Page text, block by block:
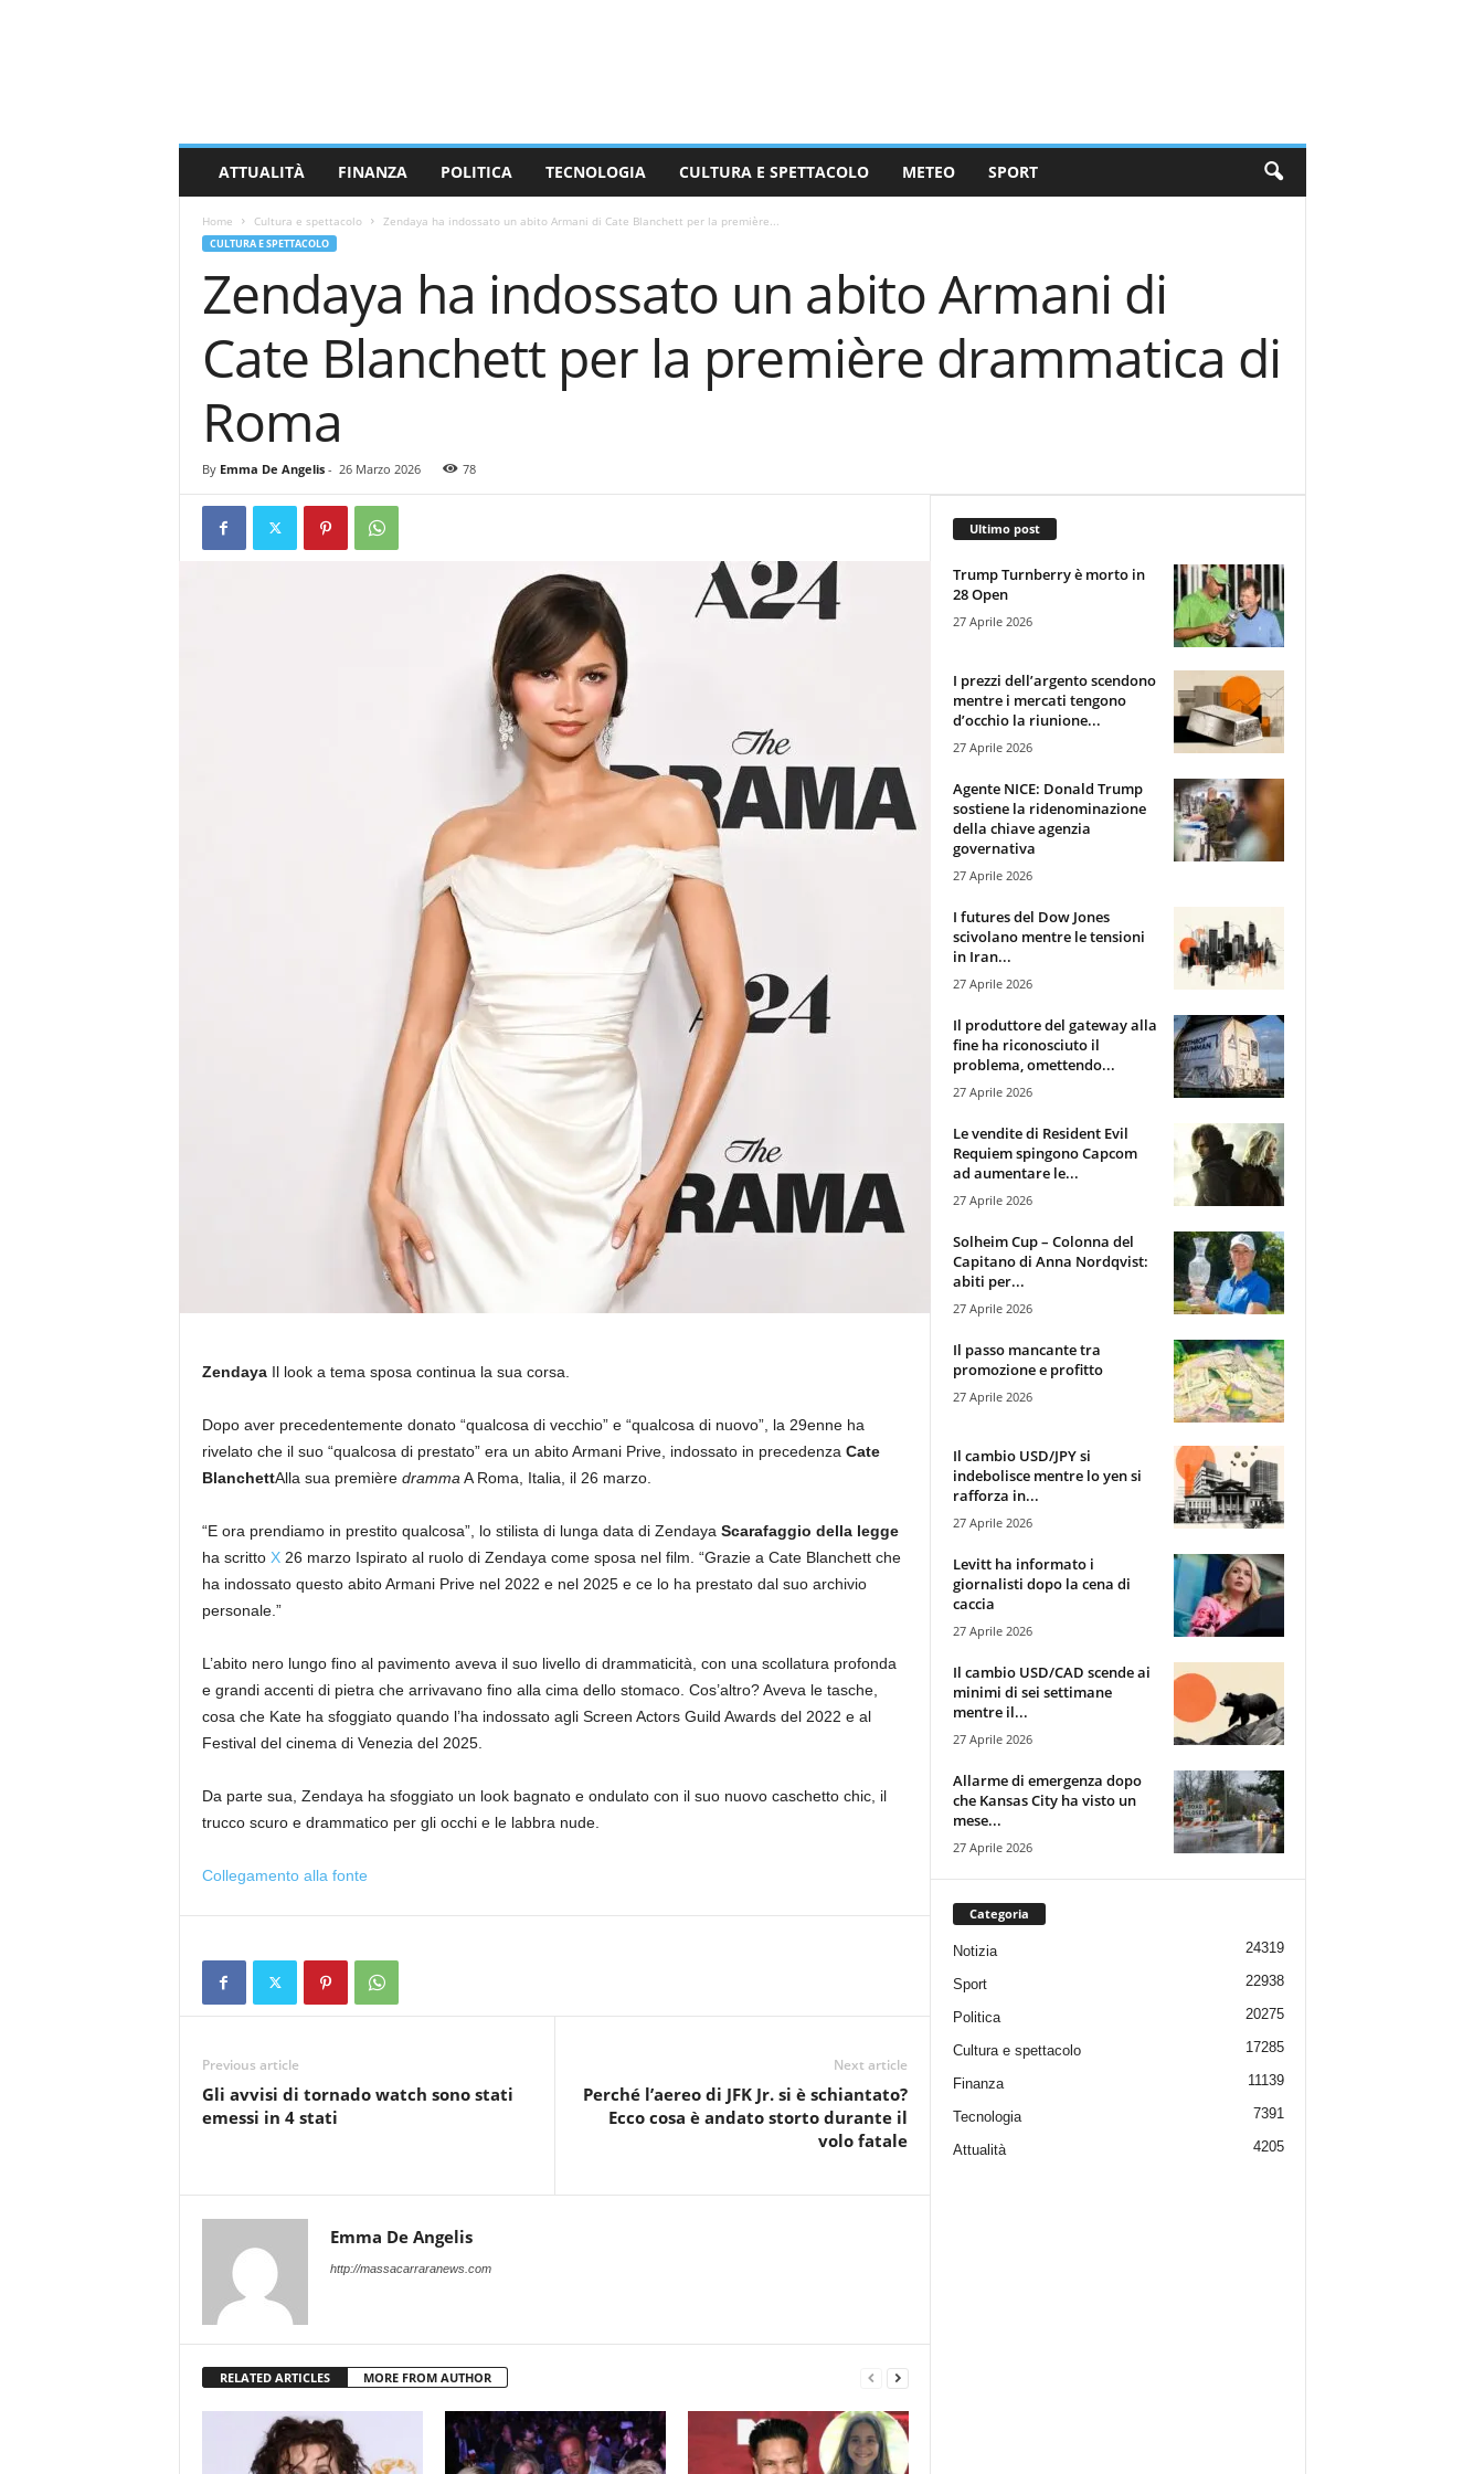
ATTUALITÀ FINANZA POLITICA TECNOLOGIA CULTURA E SPETTACOLO METEO SPORT
Home Cultura e spettacolo Zendaya ha indossato un abito Armani di Cate Blanchett per la première...
CULTURA E SPETTACOLO
Zendaya ha indossato un abito Armani di
Cate Blanchett per la première drammatica di
Roma
By Emma De Angelis- 26 Marzo 2026 78
ZendayaIl look a tema sposa continua la sua corsa.
Dopo aver precedentemente donato “qualcosa di vecchio” e “qualcosa di nuovo”, la 29enne ha
rivelato che il suo “qualcosa di prestato” era un abito Armani Prive, indossato in precedenza Cate
BlanchettAlla sua première dramma A Roma, Italia, il 26 marzo.
“E ora prendiamo in prestito qualcosa”, lo stilista di lunga data di Zendaya Scarafaggio della legge
ha scritto X26 marzo Ispirato al ruolo di Zendaya come sposa nel film. “Grazie a Cate Blanchett che
ha indossato questo abito Armani Prive nel 2022 e nel 2025 e ce lo ha prestato dal suo archivio
personale.”
L’abito nero lungo fino al pavimento aveva il suo livello di drammaticità, con una scollatura profonda
e grandi accenti di pietra che arrivavano fino alla cima dello stomaco. Cos’altro? Aveva le tasche,
cosa che Kate ha sfoggiato quando l’ha indossato agli Screen Actors Guild Awards del 2022 e al
Festival del cinema di Venezia del 2025.
Da parte sua, Zendaya ha sfoggiato un look bagnato e ondulato con il suo nuovo caschetto chic, il
trucco scuro e drammatico per gli occhi e le labbra nude.
Collegamento alla fonte
Previous article
Gli avvisi di tornado watch sono stati
emessi in 4 stati
Next article
Perché l’aereo di JFK Jr. si è schiantato?
Ecco cosa è andato storto durante il
volo fatale
Emma De Angelis
http://massacarraranews.com
RELATED ARTICLES MORE FROM AUTHOR
Ultimo post
Trump Turnberry è morto in
28 Open
27 Aprile 2026
I prezzi dell’argento scendono
mentre i mercati tengono
d’occhio la riunione...
27 Aprile 2026
Agente NICE: Donald Trump
sostiene la ridenominazione
della chiave agenzia
governativa
27 Aprile 2026
I futures del Dow Jones
scivolano mentre le tensioni
in Iran...
27 Aprile 2026
Il produttore del gateway alla
fine ha riconosciuto il
problema, omettendo...
27 Aprile 2026
Le vendite di Resident Evil
Requiem spingono Capcom
ad aumentare le...
27 Aprile 2026
Solheim Cup – Colonna del
Capitano di Anna Nordqvist:
abiti per...
27 Aprile 2026
Il passo mancante tra
promozione e profitto
27 Aprile 2026
Il cambio USD/JPY si
indebolisce mentre lo yen si
rafforza in...
27 Aprile 2026
Levitt ha informato i
giornalisti dopo la cena di
caccia
27 Aprile 2026
Il cambio USD/CAD scende ai
minimi di sei settimane
mentre il...
27 Aprile 2026
Allarme di emergenza dopo
che Kansas City ha visto un
mese...
27 Aprile 2026
Categoria
Notizia 24319
Sport 22938
Politica 20275
Cultura e spettacolo 17285
Finanza 11139
Tecnologia 7391
Attualità 4205